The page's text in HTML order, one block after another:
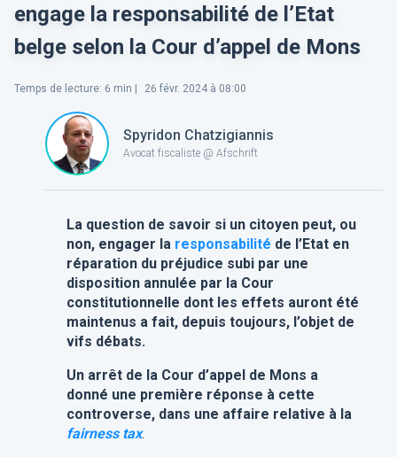
engage la responsabilité de l’Etat
belge selon la Cour d’appel de Mons
Temps de lecture: 6 min | 26 févr. 2024 à 08:00
Spyridon Chatzigiannis
Avocat fiscaliste @ Afschrift
La question de savoir si un citoyen peut, ou
non, engager la responsabilité de l’Etat en
réparation du préjudice subi par une
disposition annulée par la Cour
constitutionnelle dont les effets auront été
maintenus a fait, depuis toujours, l’objet de
vifs débats.
Un arrêt de la Cour d’appel de Mons a
donné une première réponse à cette
controverse, dans une affaire relative à la
fairness tax.